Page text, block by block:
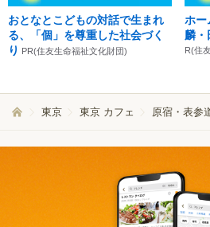
おとなとこどもの対話で生まれ
る、「個」を尊重した社会づく
り PR(住友生命福祉文化財団)
ホー
麟
R(住
東京 東京 カフェ 原宿・表参